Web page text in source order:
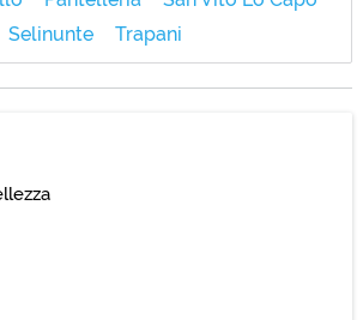
Selinunte
Trapani